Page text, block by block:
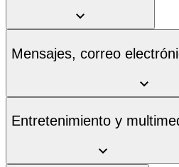
Mensajes, correo
Entretenimiento y